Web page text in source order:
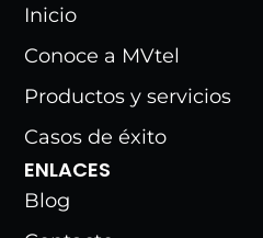
Inicio
Conoce a MVtel
Productos y servicios
Casos de éxito
ENLACES
Blog